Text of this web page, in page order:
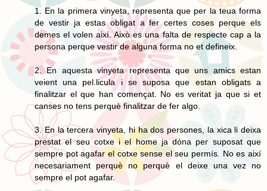
1. En la primera vinyeta, representa que per la teua forma
de vestir ja estas obligat a fer certes coses perque els
demes el volen així. Això es una falta de respecte cap a la
persona perque vestir de alguna forma no et defineix.
2. En aquesta vinyeta representa que uns amics estan
veient una pel.licula i se suposa que estan obligats a
finalitzar el que han començat. No es veritat ja que si et
canses no tens perquè finalitzar de fer algo.
3. En la tercera vinyeta, hi ha dos persones, la xica li deixa
prestat el seu cotxe i el home ja dóna per suposat que
sempre pot agafar el cotxe sense el seu permís. No es així
necesariament perquè no perquè el deixe una vez no
sempre el pot agafar.